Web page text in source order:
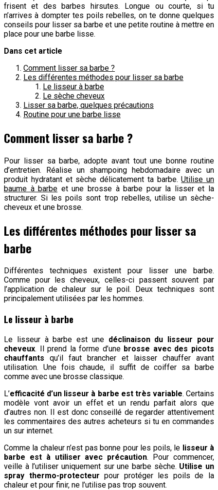
frisent et des barbes hirsutes. Longue ou courte, si tu
n’arrives à dompter tes poils rebelles, on te donne quelques
conseils pour lisser sa barbe et une petite routine à mettre en
place pour une barbe lisse.
Dans cet article
Comment lisser sa barbe ?
Les différentes méthodes pour lisser sa barbe
Le lisseur à barbe
Le sèche cheveux
Lisser sa barbe, quelques précautions
Routine pour une barbe lisse
Comment lisser sa barbe ?
Pour lisser sa barbe, adopte avant tout une bonne routine
d’entretien. Réalise un shampoing hebdomadaire avec un
produit hydratant et sèche délicatement ta barbe.Utilise un
baume à barbe et une brosse à barbe pour la lisser et la
structurer. Si les poils sont trop rebelles, utilise un sèche-
cheveux et une brosse.
Les différentes méthodes pour lisser sa
barbe
Différentes techniques existent pour lisser une barbe.
Comme pour les cheveux, celles-ci passent souvent par
l’application de chaleur sur le poil. Deux techniques sont
principalement utilisées par les hommes.
Le lisseur à barbe
Le lisseur à barbe est une déclinaison du lisseur pour
cheveux. Il prend la forme d’une brosse avec des picots
chauffants qu’il faut brancher et laisser chauffer avant
utilisation. Une fois chaude, il suffit de coiffer sa barbe
comme avec une brosse classique.
L’efficacité d’un lisseur à barbe est très variable. Certains
modèle vont avoir un effet et un rendu parfait alors que
d’autres non. Il est donc conseillé de regarder attentivement
les commentaires des autres acheteurs si tu en commandes
un sur internet.
Comme la chaleur n’est pas bonne pour les poils, le lisseur à
barbe est à utiliser avec précaution. Pour commencer,
veille à l’utiliser uniquement sur une barbe sèche. Utilise un
spray thermo-protecteur pour protéger les poils de la
chaleur et pour finir, ne l’utilise pas trop souvent.